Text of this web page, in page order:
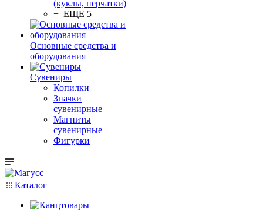
(куклы, перчатки)
+ ЕЩЕ 5
Основные средства и
оборудования
Сувениры
Копилки
Значки
сувенирные
Магниты
сувенирные
Фигурки
Каталог